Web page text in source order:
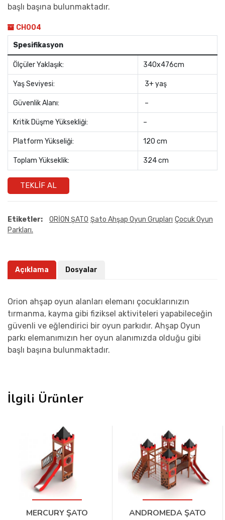
başlı başına bulunmaktadır.
CH004
Spesifikasyon
Ölçüler Yaklaşık: 340x476cm
Yaş Seviyesi: 3+ yaş
Güvenlik Alanı: –
Kritik Düşme Yüksekliği: –
Platform Yükseliği: 120 cm
Toplam Yükseklik: 324 cm
TEKLIF AL
Etiketler: ORİON ŞATO Şato Ahşap Oyun Grupları Çocuk Oyun
Parkları.
Açıklama Dosyalar
Orion ahşap oyun alanları elemanı çocuklarınızın
tırmanma, kayma gibi fiziksel aktiviteleri yapabileceğin
güvenli ve eğlendirici bir oyun parkıdır. Ahşap Oyun
parkı elemanımızın her oyun alanımızda olduğu gibi
başlı başına bulunmaktadır.
İlgili Ürünler
MERCURY ŞATO ANDROMEDA ŞATO